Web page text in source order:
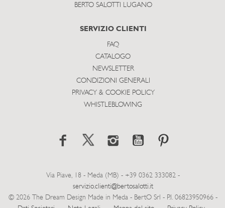
BERTO SALOTTI LUGANO
SERVIZIO CLIENTI
FAQ
CATALOGO
NEWSLETTER
CONDIZIONI GENERALI
PRIVACY & COOKIE POLICY
WHISTLEBLOWING
Via Piave, 18 - Meda (MB) - +39 0362 333082 -
servizio.clienti@bertosalotti.it
© 2026 The Dream Design Made in Meda - BertO Srl - P.I. 06823950966 -